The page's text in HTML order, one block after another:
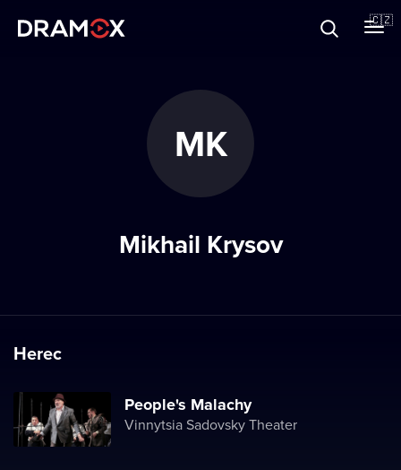
🇨🇿
MK
Mikhail Krysov
Herec
People's Malachy
Vinnytsia Sadovsky Theater